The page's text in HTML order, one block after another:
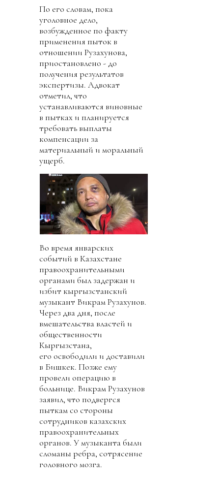
По его словам, пока
уголовное дело,
возбужденное по факту
применения пыток в
отношении Рузахунова,
приостановлено - до
получения результатов
экспертизы. Адвокат
отметил, что
устанавливаются виновные
в пытках и планируется
требовать выплаты
компенсации за
материальный и моральный
ущерб.
Во время январских
событий в Казахстане
правоохранительными
органами был задержан и
избит кыргызстанский
музыкант Викрам Рузахунов.
Через два дня, после
вмешательства властей и
общественности
Кыргызстана,
его освободили и доставили
в Бишкек. Позже ему
провели операцию в
больнице. Викрам Рузахунов
заявил, что подвергся
пыткам со стороны
сотрудников казахских
правоохранительных
органов. У музыканта были
сломаны ребра, сотрясение
головного мозга.